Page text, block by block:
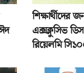
শিক্ষার্থীদের
এক্সক্লুসিভ
রিয়েলমি